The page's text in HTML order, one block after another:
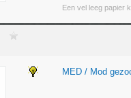
Een vel leeg papier
MED / Mod